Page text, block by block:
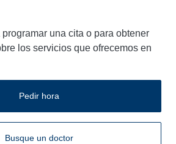
una cita o para obtener
los servicios que ofrecemos en
Pedir hora
Busque un doctor